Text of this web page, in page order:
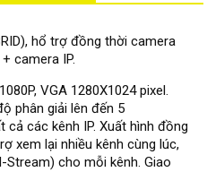
hổ trợ đồng thời camera
camera IP.
VGA 1280X1024 pixel.
phân giải lên đến 5
cả các kênh IP. Xuất hình đồng
xem lại nhiều kênh cùng lúc,
Stream) cho mỗi kênh. Giao